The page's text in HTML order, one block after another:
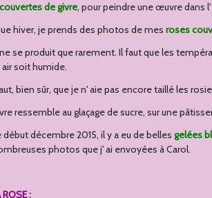
de givre, pour peindre une œuvre dans
hiver, je prends des photos de mesroses
se produit que rarement. Il faut que les
air soit humide.
bien sûr, que je n' aie pas encore taillé les
ressemble au glaçage de sucre, sur une
début décembre 2015, il y a eu de bellesgelées
photos que j' ai envoyées à Carol.
ROSE: